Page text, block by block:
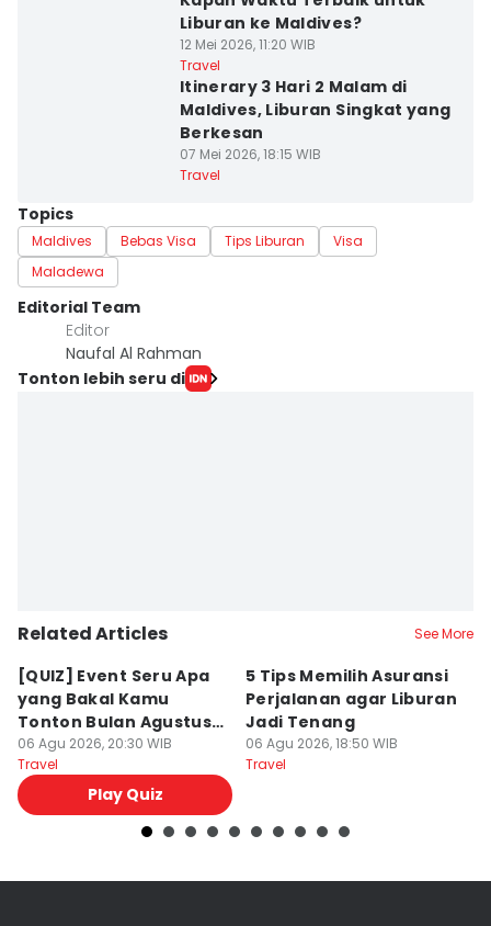
Liburan ke Maldives?
12 Mei 2026, 11:20 WIB
Travel
Itinerary 3 Hari 2 Malam di
Maldives, Liburan Singkat yang
Berkesan
07 Mei 2026, 18:15 WIB
Travel
Topics
Maldives Bebas Visa Tips Liburan
Visa
Maladewa
Editorial Team
Editor
Naufal Al Rahman
Tonton lebih seru di
Related Articles See More
[QUIZ] Event Seru Apa
yang Bakal Kamu
Tonton Bulan Agustus
2026 Ini?
06 Agu 2026, 20:30 WIB
Travel
Play Quiz
5 Tips Memilih Asuransi
Perjalanan agar Liburan
Jadi Tenang
06 Agu 2026, 18:50 WIB
Travel